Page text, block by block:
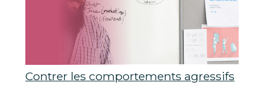
Contrer les comportements agressifs